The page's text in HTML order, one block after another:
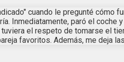
cuando le pregunté cómo
Inmediatamente, paró el
el respeto de tomarse el
favoritos. Además, me deja